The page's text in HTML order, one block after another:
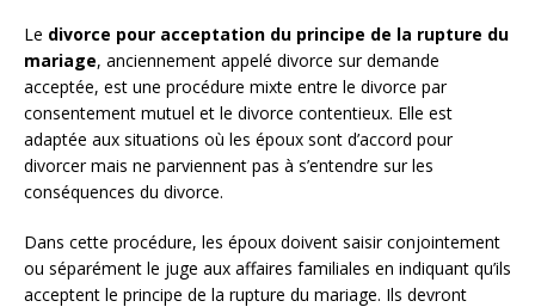
Le divorce pour acceptation du principe de la rupture du
mariage, anciennement appelé divorce sur demande
acceptée, est une procédure mixte entre le divorce par
consentement mutuel et le divorce contentieux. Elle est
adaptée aux situations où les époux sont d’accord pour
divorcer mais ne parviennent pas à s’entendre sur les
conséquences du divorce.
Dans cette procédure, les époux doivent saisir conjointement
ou séparément le juge aux affaires familiales en indiquant qu’ils
acceptent le principe de la rupture du mariage. Ils devront